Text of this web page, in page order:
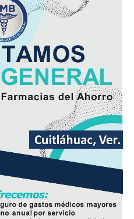
se encuentra prácticamente
cerca de un millón de
la producción a otras
de traslado y reducirá
aunque aseguró
alternativas para evitar que
semana presentará
Pardo una
Federal intervenga y
rescatar el ingenio y
fuentes de empleo de la